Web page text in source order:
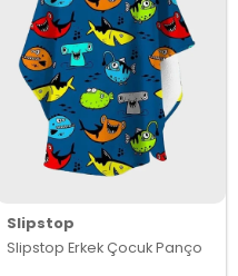
Slipstop
Slipstop Erkek Çocuk Panço